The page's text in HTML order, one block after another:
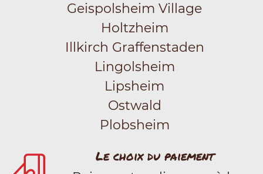
Geispolsheim Village
Holtzheim
Illkirch Graffenstaden
Lingolsheim
Lipsheim
Ostwald
Plobsheim
Le choix du paiement